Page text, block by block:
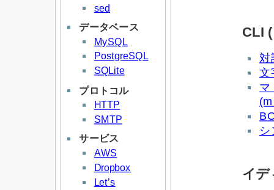
sed
データベース
MySQL
PostgreSQL
SQLite
プロトコル
HTTP
SMTP
サービス
AWS
Dropbox
Let’s
CLI
対
文
イデ